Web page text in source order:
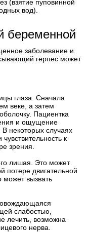
(взятие пуповинной
вод).
беременной
заболевание и
герпес может
глаза. Сначала
веке, а затем
Пациентка
и ощущение
В некоторых случаях
к
зрения.
лишая. Это может
потере двигательной
может вызвать
слабостью,
лечить, возможна
нерва.